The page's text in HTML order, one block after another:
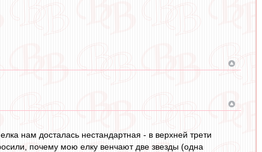
нам досталась нестандартная - в верхней трети
почему мою елку венчают две звезды (одна